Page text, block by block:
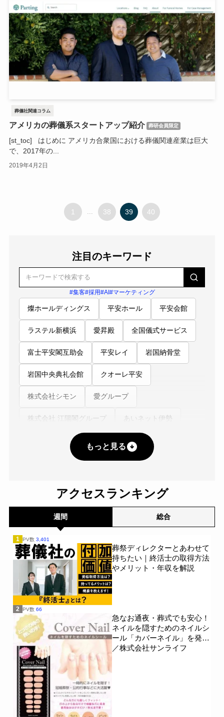
葬儀社関連コラム
アメリカの葬儀系スタートアップ紹介 葬研会員限定
[st_toc] はじめに アメリカ合衆国における葬儀関連産業は巨大
で、2017年の...
2019年4月2日
1 ... 38 39 40
注目のキーワード
#集客#採用#AI #マーケティング
燦ホールディングス 平安ホール 平安会館
ラステル新横浜 愛昇殿 全国儀式サービス
富士平安閣互助会 平安レイ 岩国納骨堂
岩国中央典礼会館 クオーレ平安
株式会社シモン 愛グループ
株式会社 江陽閣グループ あいネット伊勢
ニチリョク 防府典礼会館
出雲殿冠婚葬祭互助センター レクスト関西
あいネットホール 大阪祭典
クラトモビルメイク 新大阪互助会
あいネット あいネットコーポレーション
くらしの友 株式会社あいネット
防長互助センター 株式会社出雲殿互助会
博善社 東京博善 あいネットグループ
サン・ライフ ティア
ナカタケ株式会社 合掌堂
あいネット清水 株式会社横須賀冠婚葬祭互助会
もっと見る
アクセスランキング
週間 総合
1 PV数 3,401
葬祭ディレクターとあわせて
持ちたい｜終活士の取得方法
やメリット・年収を解説
2 PV数 66
急なお通夜・葬式でも安心！
ネイルを隠すためのネイルシ
ール「カバーネイル」を発売
／株式会社サンライフ